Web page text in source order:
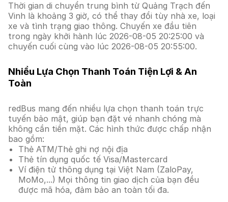
Thời gian di chuyển trung bình từ Quảng Trạch đến
Vinh là khoảng 3 giờ, có thể thay đổi tùy nhà xe, loại
xe và tình trạng giao thông. Chuyến xe đầu tiên
trong ngày khởi hành lúc 2026-08-05 20:25:00 và
chuyến cuối cùng vào lúc 2026-08-05 20:55:00.
Nhiều Lựa Chọn Thanh Toán Tiện Lợi & An
Toàn
redBus mang đến nhiều lựa chọn thanh toán trực
tuyến bảo mật, giúp bạn đặt vé nhanh chóng mà
không cần tiền mặt. Các hình thức được chấp nhận
bao gồm:
Thẻ ATM/Thẻ ghi nợ nội địa
Thẻ tín dụng quốc tế Visa/Mastercard
Ví điện tử thông dụng tại Việt Nam (ZaloPay,
MoMo,...) Mọi thông tin giao dịch của bạn đều
được mã hóa, đảm bảo an toàn tối đa.